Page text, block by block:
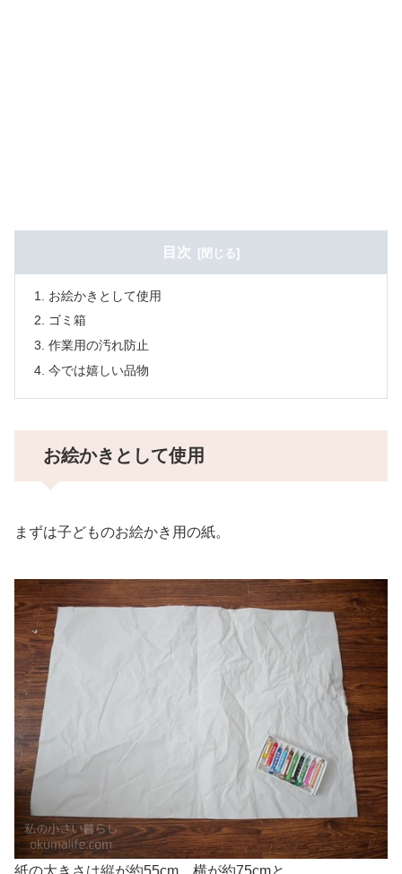
目次
お絵かきとして使用
ゴミ箱
作業用の汚れ防止
今では嬉しい品物
お絵かきとして使用
まずは子どものお絵かき用の紙。